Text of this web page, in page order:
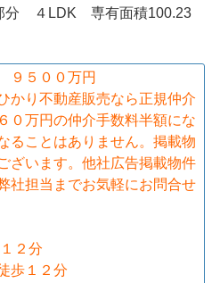
分 ４LDK 専有面積100.23
９５００万円
かり不動産販売なら正規仲介
０万円の仲介手数料半額にな
ることはありません。掲載物
ざいます。他社広告掲載物件
社担当までお気軽にお問合せ
２分
歩１２分